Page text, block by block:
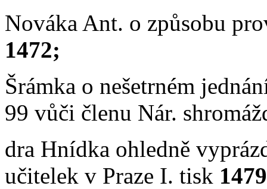
Nováka Ant. o způsobu
1472;
Šrámka o nešetrném
99 vůči členu Nár.
dra Hnídka ohledně
učitelek v Praze I. tisk